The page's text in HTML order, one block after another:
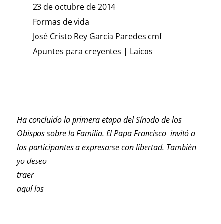
23 de octubre de 2014
Formas de vida
José Cristo Rey García Paredes cmf
Apuntes para creyentes | Laicos
Ha concluido la primera etapa del Sínodo de los
Obispos sobre la Familia. El Papa Francisco invitó a
los participantes aexpresarse con libertad. También
yo deseo
traer
aquí las